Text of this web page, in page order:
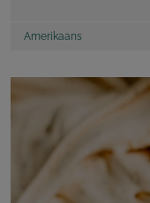
Amerikaans